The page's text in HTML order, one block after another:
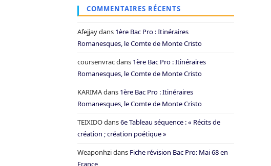
COMMENTAIRES RÉCENTS
Afejjaydans 1ère Bac Pro : Itinéraires
Romanesques, le Comte de Monte Cristo
coursenvracdans 1ère Bac Pro : Itinéraires
Romanesques, le Comte de Monte Cristo
KARIMAdans 1ère Bac Pro : Itinéraires
Romanesques, le Comte de Monte Cristo
TEIXIDOdans6e Tableau séquence : « Récits de
création ; création poétique »
Weaponhzidans Fiche révision Bac Pro: Mai 68 en
France